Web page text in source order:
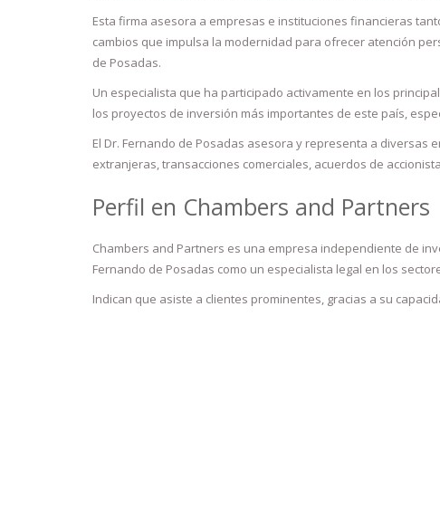
Esta firma asesora a empresas e instituciones financieras
cambios que impulsa la modernidad para ofrecer atención
de Posadas.
Un especialista que ha participado activamente en los
los proyectos de inversión más importantes de este país,
El Dr. Fernando de Posadas asesora y representa a
extranjeras, transacciones comerciales, acuerdos de
Perfil en Chambers and Partners
Chambers and Partners es una empresa independiente de
Fernando de Posadas como un especialista legal en los
Indican que asiste a clientes prominentes, gracias a su